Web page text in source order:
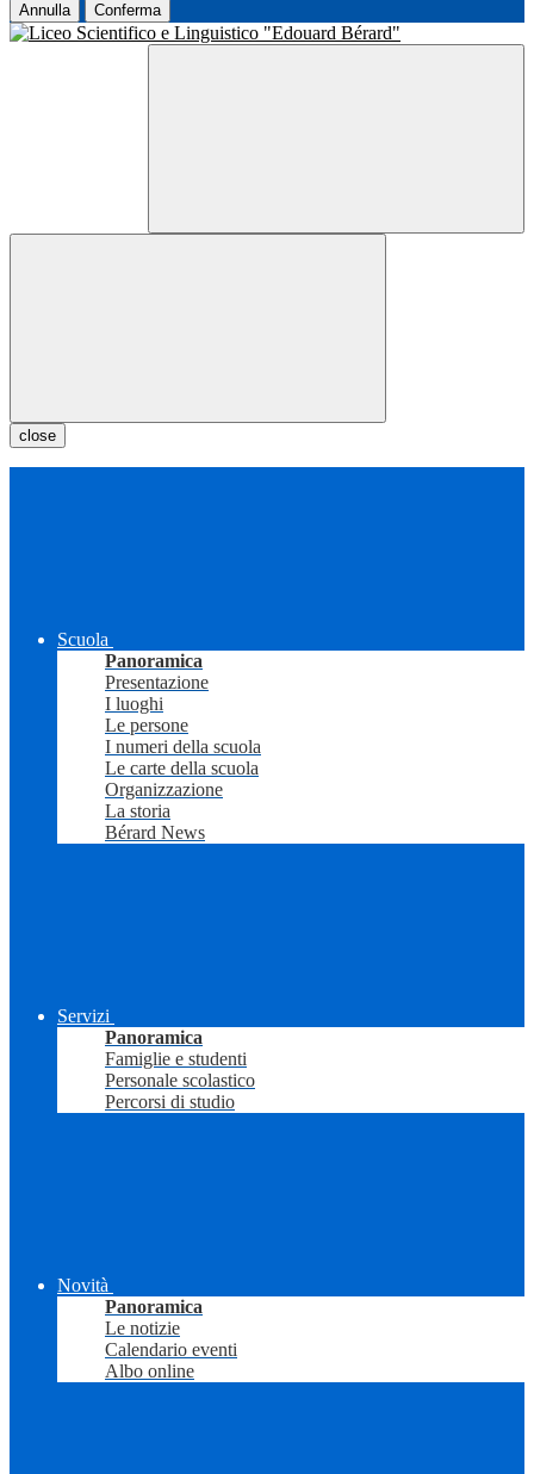
Annulla Conferma
close
Scuola
Panoramica
Presentazione
I luoghi
Le persone
I numeri della scuola
Le carte della scuola
Organizzazione
La storia
Bérard News
Servizi
Panoramica
Famiglie e studenti
Personale scolastico
Percorsi di studio
Novità
Panoramica
Le notizie
Calendario eventi
Albo online